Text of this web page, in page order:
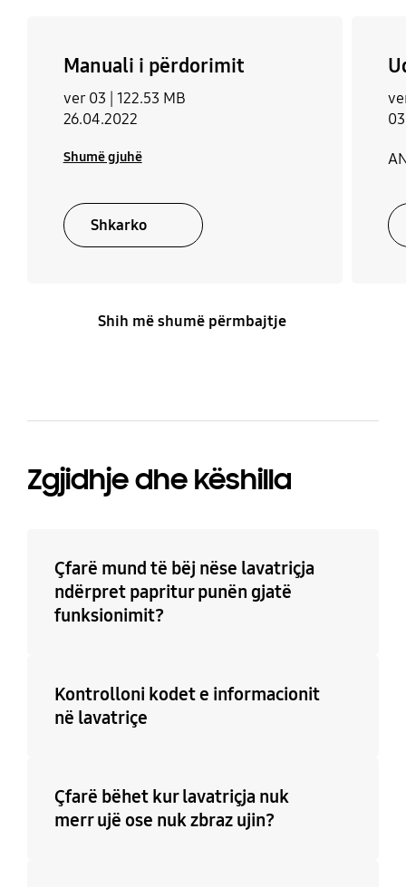
Manuali i përdorimit
ver 03 | 122.53 MB
26.04.2022
Shumë gjuhë
Shkarko
Shih më shumë përmbajtje
Zgjidhje dhe këshilla
Çfarë mund të bëj nëse lavatriçja
ndërpret papritur punën gjatë
funksionimit?
Kontrolloni kodet e informacionit
në lavatriçe
Çfarë bëhet kur lavatriçja nuk
merr ujë ose nuk zbraz ujin?